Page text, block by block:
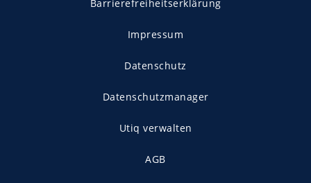
Barrierefreiheitserklärung
Impressum
Datenschutz
Datenschutzmanager
Utiq verwalten
AGB